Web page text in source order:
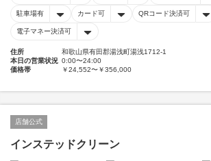
駐車場有 カード可 QRコード決済可
電子マネー決済可
住所
和歌山県有田郡湯浅町湯浅1712-1
本日の営業状況 0:00〜24:00
価格帯
￥24,552〜￥356,000
店舗公式
インステッドクリーン